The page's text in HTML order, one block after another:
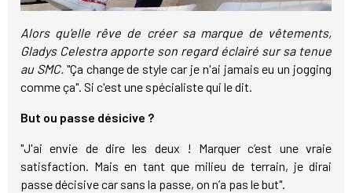
Alors qu'elle rêve de créer sa marque de vêtements,
Gladys Celestra apporte son regard éclairé sur sa tenue
au SMC. "Ça change de style car je n'ai jamais eu un jogging
comme ça". Si c'est une spécialiste qui le dit.
But ou passe désicive ?
"J'ai envie de dire les deux ! Marquer c’est une vraie
satisfaction. Mais en tant que milieu de terrain, je dirai
passe décisive car sans la passe, on n’a pas le but".